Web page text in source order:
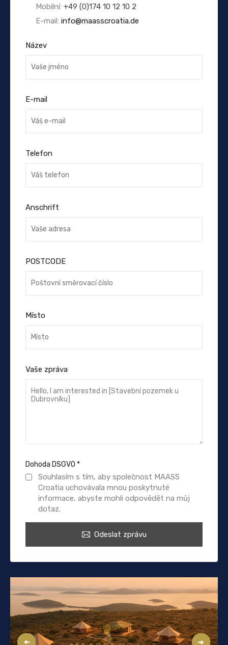
Mobilní: +49 (0)174 10 12 10 2
E-mail: info@maasscroatia.de
Název
E-mail
Telefon
Anschrift
POSTCODE
Místo
Vaše zpráva
Dohoda DSGVO *
Souhlasím s tím, aby společnost MAASS
Croatia uchovávala mnou poskytnuté
informace, abyste mohli odpovědět na můj
dotaz.
Odeslat zprávu